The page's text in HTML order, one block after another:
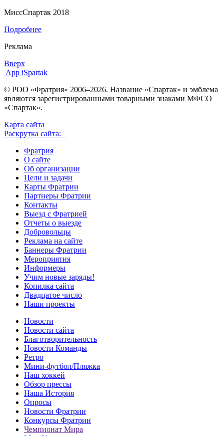
МиссСпартак 2018
Подробнее
Реклама
Вверх
App iSpartak
© РОО «Фратрия» 2006–2026. Название «Спартак» и эмблема
являются зарегистрированными товарными знаками МФСО
«Спартак».
Карта сайта
Раскрутка сайта:
Фратрия
О сайте
Об организации
Цели и задачи
Карты Фратрии
Партнеры Фратрии
Контакты
Выезд с Фратрией
Отчеты о выезде
Добровольцы
Реклама на сайте
Баннеры Фратрии
Мероприятия
Информеры
Учим новые заряды!
Копилка сайта
Двадцатое число
Наши проекты
Новости
Новости сайта
Благотворительность
Новости Команды
Ретро
Мини-футбол/Пляжка
Наш хоккей
Обзор прессы
Наша История
Опросы
Новости Фратрии
Конкурсы Фратрии
Чемпионат Мира